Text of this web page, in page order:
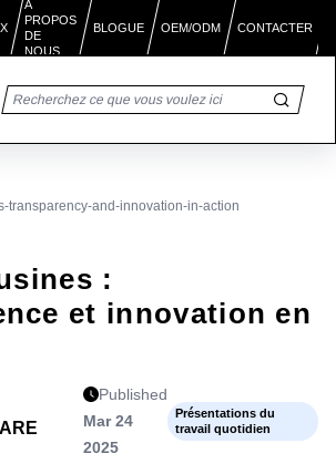
À
PROPOS
DE
NOUS
BLOGUE OEM/ODM CONTACTER
transparency-and-innovation-in-action
:
et innovation en
Published
Mar 24
2025
Présentations du
travail quotidien